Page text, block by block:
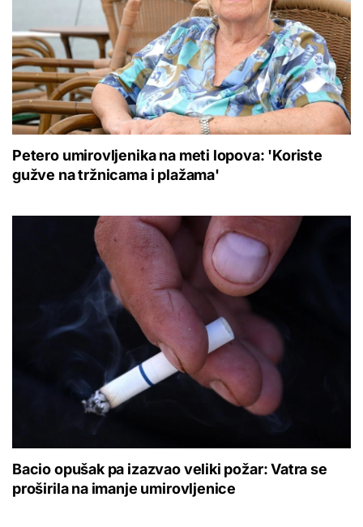
Petero umirovljenika na meti lopova: 'Koriste
gužve na tržnicama i plažama'
Bacio opušak pa izazvao veliki požar: Vatra se
proširila na imanje umirovljenice